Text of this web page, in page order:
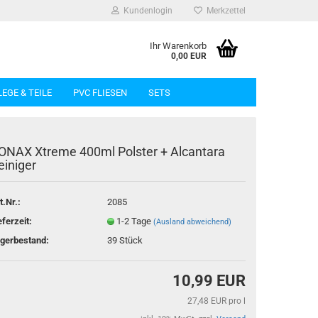
Kundenlogin
vergessen?
Merkzettel
Ihr Warenkorb
0,00 EUR
& TEILE PVC FLIESEN SETS
Xtreme 400ml Polster + Alcantara
2085
1-2 Tage (Ausland abweichend)
39 Stück
10,99 EUR
27,48 EUR pro l